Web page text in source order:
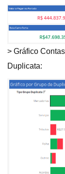
> Gráfico
Duplicata: